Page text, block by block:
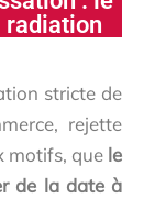
radiation
stricte de
rejette
motifs, que le
de la date à